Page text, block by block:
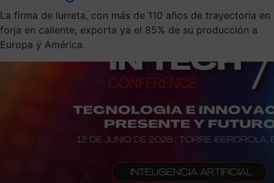
La firma de Iurreta, con más de 110 años de trayectoria en
forja en caliente, exporta ya el 85% de su producción a
Europa y América.